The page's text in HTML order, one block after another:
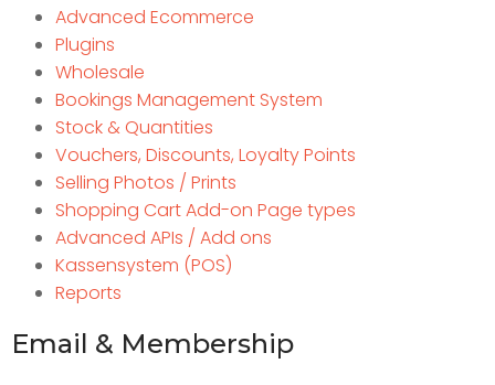
Advanced Ecommerce
Plugins
Wholesale
Bookings Management System
Stock & Quantities
Vouchers, Discounts, Loyalty Points
Selling Photos / Prints
Shopping Cart Add-on Page types
Advanced APIs / Add ons
Kassensystem (POS)
Reports
Email & Membership